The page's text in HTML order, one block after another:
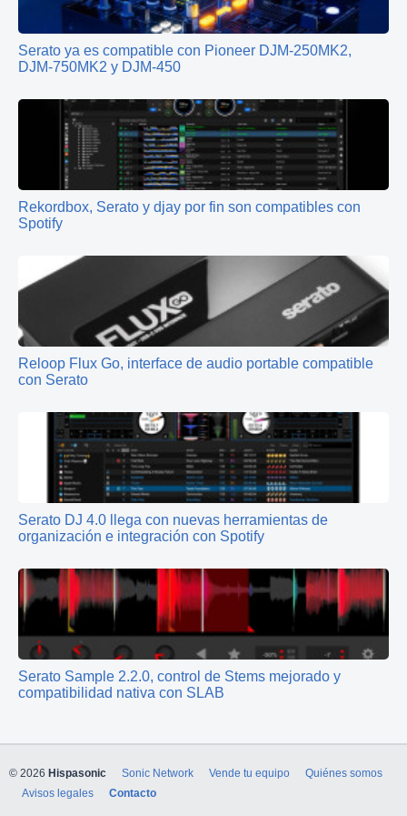
Serato ya es compatible con Pioneer DJM-250MK2,
DJM-750MK2 y DJM-450
Rekordbox, Serato y djay por fin son compatibles con
Spotify
Reloop Flux Go, interface de audio portable compatible
con Serato
Serato DJ 4.0 llega con nuevas herramientas de
organización e integración con Spotify
Serato Sample 2.2.0, control de Stems mejorado y
compatibilidad nativa con SLAB
© 2026 Hispasonic Sonic Network Vende tu equipo
Quiénes somos
Avisos legales
Contacto